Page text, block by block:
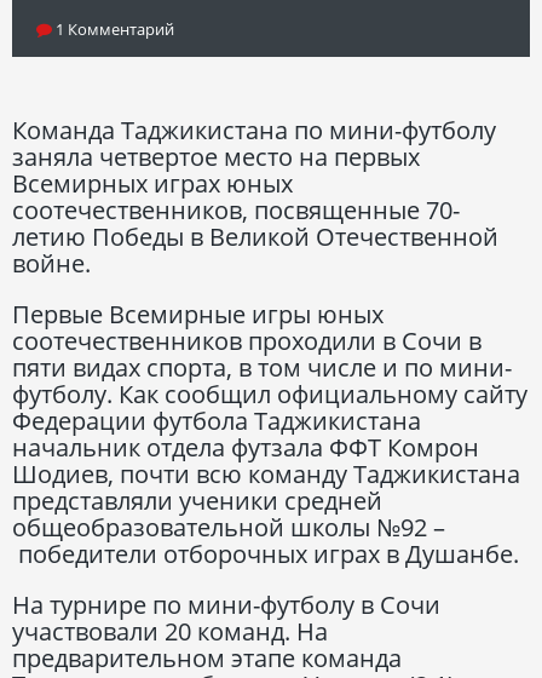
1 Комментарий
Команда Таджикистана по мини-футболу
заняла четвертое место на первых
Всемирных играх юных
соотечественников, посвященные 70-
летию Победы в Великой Отечественной
войне.
Первые Всемирные игры юных
соотечественников проходили в Сочи в
пяти видах спорта, в том числе и по мини-
футболу. Как сообщил официальному сайту
Федерации футбола Таджикистана
начальник отдела футзала ФФТ Комрон
Шодиев, почти всю команду Таджикистана
представляли ученики средней
общеобразовательной школы №92 –
победители отборочных играх в Душанбе.
На турнире по мини-футболу в Сочи
участвовали 20 команд. На
предварительном этапе команда